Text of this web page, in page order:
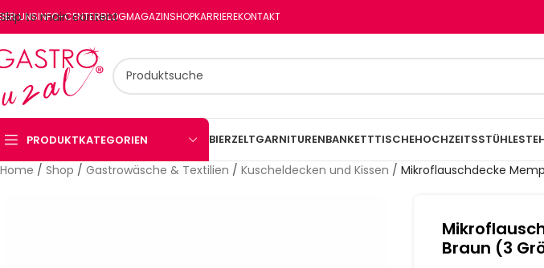
Skip to main content
UNSINFO-CENTERBLOGMAGAZINSHOPKARRIEREKONTAKT
PRODUKTKATEGORIEN BIERZELTGARNITURENBANKETTTISCHEHOCHZEITSSTÜHLE
Home / Shop / Gastrowäsche & Textilien / Kuscheldecken und Kissen / Mikroflauschdecke
Braun (3